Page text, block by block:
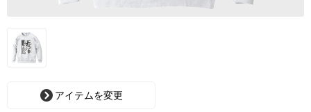
アイテムを変更